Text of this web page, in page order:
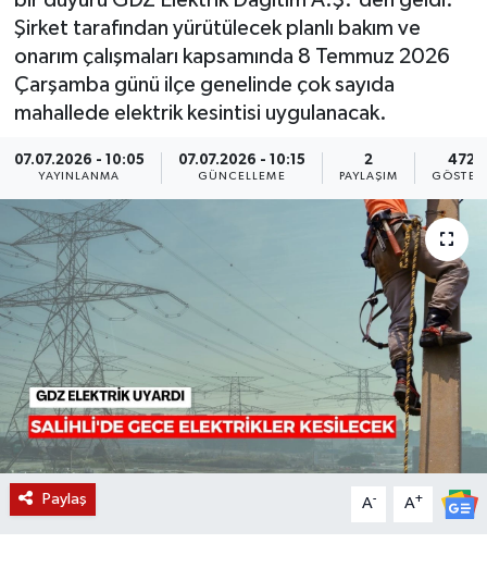
Şirket tarafından yürütülecek planlı bakım ve
onarım çalışmaları kapsamında 8 Temmuz 2026
Çarşamba günü ilçe genelinde çok sayıda
mahallede elektrik kesintisi uygulanacak.
07.07.2026 - 10:05
YAYINLANMA
07.07.2026 - 10:15
GÜNCELLEME
2
PAYLAŞIM
4721
Paylaş A- A+
KÜLTÜR SANAT
YAŞAM
LIFE
SARIGÖL
SARUHANLI
SELENDİ
KIRKAĞAÇ
DEMİRCİ
GÖLMARMARA
GÖRDES
KÖPRÜBAŞI
SOMA
KÖPRÜBAŞI
KULA
SALİHLİ
SARIGÖL
SARUHANLI
ŞEHZADELER
SELENDİ
SOMA
TURGUTLU
EKONOMİ
EĞİTİM
KÜLTÜR SANAT
SPOR
YAŞAM
LIFE
BİLİM VE TEKNOLOJİ
YAZARLAR
MANİSA'NIN YÖRESEL LEZZETLERİ